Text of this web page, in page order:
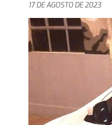
17 DE AGOSTO DE 2023